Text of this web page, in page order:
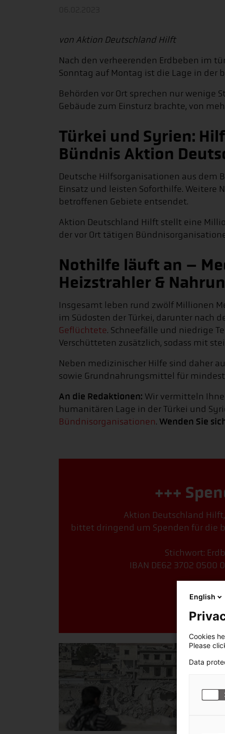
von Aktion Deutschland Hilft
Nach den verheerenden Erdbeben im
Sonntag auf Montag ist die Lage in der
Behörden vor Ort sprechen nur wenige
Gebäude zum Einsturz brachte, von
Türkei und Syrien:
Bündnis Aktion
Deutsche Hilfsorganisationen aus dem
Einsatz und leisten Soforthilfe. Weitere
betroffenen Gebiete entsendet.
Aktion Deutschland Hilft stellt eine
der vor Ort tätigen
Nothilfe läuft an –
Heizstrahler &
Insgesamt leben rund zwölf Millionen
im Südosten der Türkei, darunter nach
Geflüchtete. Schneefälle und niedrige
Verschütteten zusätzlich, sodass mit
Neben medizinischer Hilfe sind daher
sowie Grundnahrungsmittel für
An die Redaktionen: Wir vermitteln
humanitären Lage in der Türkei und
Bündnisorganisationen. Wenden Sie
+++
Aktion Deutschland
bittet dringend um Spenden für die
Stichwort:
IBAN DE62 3702 0500
Jetzt
English
Cookies
Please
Data